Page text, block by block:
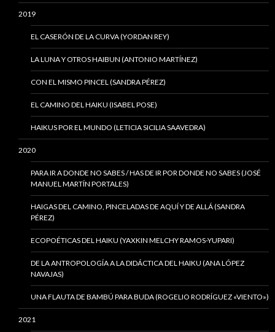
2019
EL CASERÓN DE LA CURVA (YORDAN REY)
LA LUNA Y OTROS HAIBUN (ANTONIO MARTÍNEZ)
CON EL MISMO PINCEL (SANDRA PÉREZ)
EL CAMINO DEL HAIKU (ISABEL POSE)
HAIKUS POR EL MUNDO (LETICIA SICILIA SAAVEDRA)
2020
PARA IR A DONDE NO SABES / HAS DE IR POR DONDE NO SABES (JOSÉ
MANUEL MARTÍN PORTALES)
HAIGAS DEL CAMINO, PINCELADAS DE AQUÍ Y DE ALLÁ (SANDRA
PÉREZ)
ECOPOÉTICAS DEL HAIKU (YAXKIN MELCHY RAMOS-YUPARI)
DE LA ANTROPOLOGÍA A LA DIDÁCTICA DEL HAIKU (ANA LÓPEZ
NAVAJAS)
UNA FLAUTA DE BAMBÚ PARA BUDA (ROGELIO RODRÍGUEZ «VIENTO»)
2021